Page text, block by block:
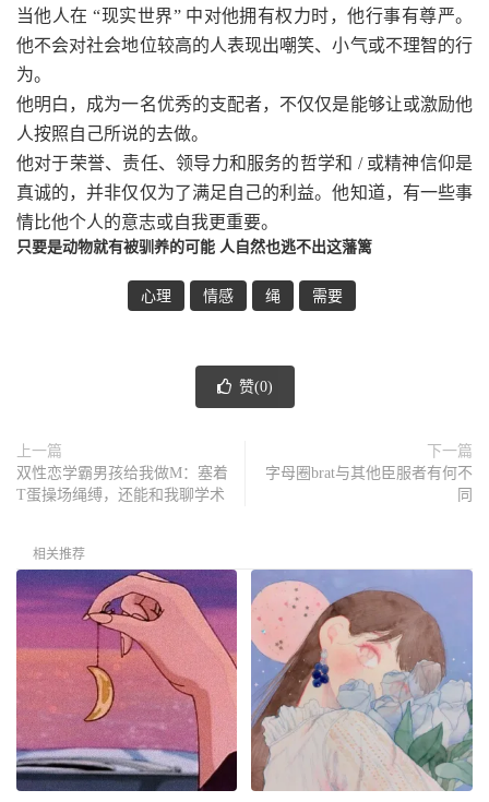
当他人在 “现实世界” 中对他拥有权力时，他行事有尊严。
他不会对社会地位较高的人表现出嘲笑、小气或不理智的行
为。
他明白，成为一名优秀的支配者，不仅仅是能够让或激励他
人按照自己所说的去做。
他对于荣誉、责任、领导力和服务的哲学和 / 或精神信仰是
真诚的，并非仅仅为了满足自己的利益。他知道，有一些事
情比他个人的意志或自我更重要。
只要是动物就有被驯养的可能 人自然也逃不出这藩篱
心理 情感 绳 需要
赞(0)
上一篇
双性恋学霸男孩给我做M：塞着
T蛋操场绳缚，还能和我聊学术
下一篇
字母圈brat与其他臣服者有何不
同
相关推荐